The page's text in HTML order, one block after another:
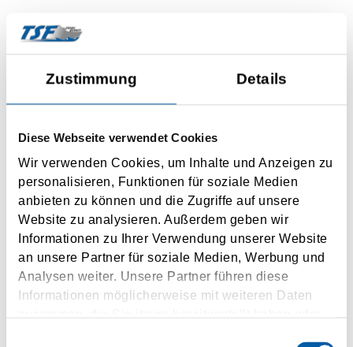
Zustimmung Details
Diese Webseite verwendet Cookies
Wir verwenden Cookies, um Inhalte und Anzeigen zu
personalisieren, Funktionen für soziale Medien
anbieten zu können und die Zugriffe auf unsere
Website zu analysieren. Außerdem geben wir
Informationen zu Ihrer Verwendung unserer Website
an unsere Partner für soziale Medien, Werbung und
Analysen weiter. Unsere Partner führen diese
Informationen möglicherweise mit weiteren Daten
Kontaktní formulář
Your message to us
Personal information
Mr. Mrs.